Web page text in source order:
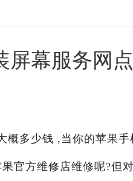
屏幕服务网
概多少钱 ,当你的苹果手
官方维修店维修呢?但